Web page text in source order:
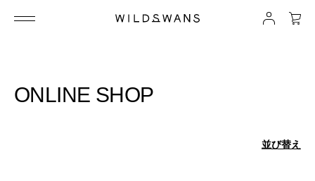
ONLINE SHOP
並び替え